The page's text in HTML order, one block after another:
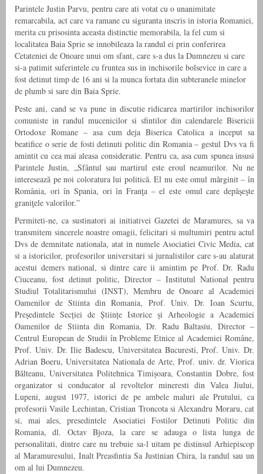
Parintele Justin Parvu, pentru care ati votat cu o unanimitate
remarcabila, act care va ramane cu siguranta inscris in istoria Romaniei,
merita cu prisosinta aceasta distinctie memorabila, la fel cum si
localitatea Baia Sprie se innobileaza la randul ei prin conferirea
Cetateniei de Onoare unui om sfant, care s-a dus la Dumnezeu si care
si-a patimit suferintele cu fruntea sus in inchisorile bolsevice in care a
fost detinut timp de 16 ani si la munca fortata din subteranele minelor
de plumb si sare din Baia Sprie.
Peste ani, cand se va pune in discutie ridicarea martirilor inchisorilor
comuniste in randul mucenicilor si sfintilor din calendarele Bisericii
Ortodoxe Romane – asa cum deja Biserica Catolica a inceput sa
beatifice o serie de fosti detinuti politic din Romania – gestul Dvs va fi
amintit cu cea mai aleasa consideratie. Pentru ca, asa cum spunea insusi
Parintele Justin, „Sfântul sau martirul este eroul neamurilor. Nu ne
interesează pe noi coloratura lui politică. El nu este omul mărginit – în
România, ori în Spania, ori în Franţa – el este omul care depăşeşte
graniţele valorilor.”
Permiteti-ne, ca sustinatori ai initiativei Gazetei de Maramures, sa va
transmitem sincerele noastre omagii, felicitari si multumiri pentru actul
Dvs de demnitate nationala, atat in numele Asociatiei Civic Media, cat
si a istoricilor, profesorilor universitari si jurnalistilor care s-au alaturat
acestui demers national, si dintre care ii amintim pe Prof. Dr. Radu
Ciuceanu, fost detinut politic, Director – Institutul National pentru
Studiul Totalitarismului (INST), Membru de Onoare al Academiei
Oamenilor de Stiinta din Romania, Prof. Univ. Dr. Ioan Scurtu,
Președintele Secției de Științe Istorice și Arheologie a Academiei
Oamenilor de Stiinta din Romania, Dr. Radu Baltasiu, Director –
Centrul European de Studii în Probleme Etnice al Academiei Române,
Prof. Univ. Dr. Ilie Badescu, Universitatea Bucuresti, Prof. Univ. Dr.
Adrian Boeru, Universitatea Nationala de Arte, Prof. univ. dr. Viorica
Bălteanu, Universitatea Politehnica Timișoara, Constantin Dobre, fost
organizator si conducator al revoltelor mineresti din Valea Jiului,
Lupeni, august 1977, istorici de pe ambele maluri ale Prutului, ca
profesorii Vasile Lechintan, Cristian Troncota si Alexandru Moraru, cat
si, mai ales, presedintele Asociatiei Fostilor Detinuti Politic din
Romania, dl. Octav Bjoza, la care se adauga o lista lunga de
personalitati, dintre care nu trebuie sa-l uitam pe distinsul Arhiepiscop
al Maramuresului, Inalt Preasfintia Sa Justinian Chira, la randul sau un
om al lui Dumnezeu.